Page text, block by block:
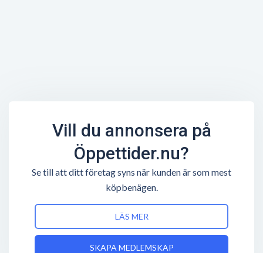
Vill du annonsera på
Öppettider.nu?
Se till att ditt företag syns när kunden är som mest
köpbenägen.
LÄS MER
SKAPA MEDLEMSKAP